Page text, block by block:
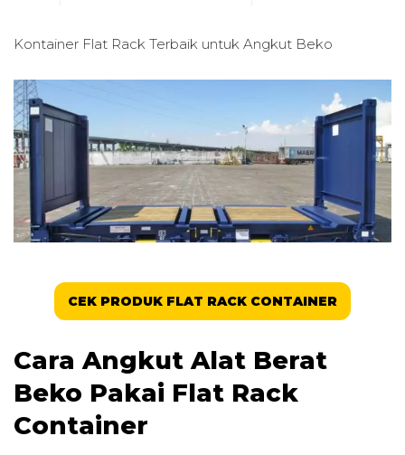
Kontainer Flat Rack Terbaik untuk Angkut Beko
CEK PRODUK FLAT RACK CONTAINER
Cara Angkut Alat Berat
Beko Pakai Flat Rack
Container